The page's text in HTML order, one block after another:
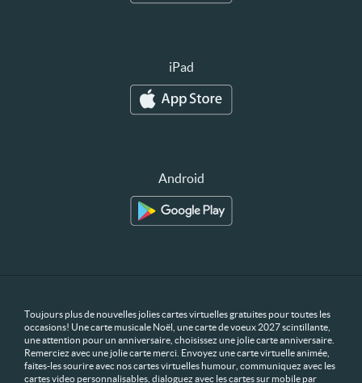
iPad
Android
Toujours plus de nouvelles jolies cartes virtuelles gratuites pour toutes les
occasions! Une carte musicale Noël, une carte de voeux 2027 scintillante,
une attention pour un anniversaire, choisissez une jolie carte anniversaire.
Remerciez avec une jolie carte merci. Envoyez une carte virtuelle animée,
faites-les sourire avec nos cartes virtuelles humour, communiquez avec les
cartes video personnalisables, dialoguez avec les cartes sur mobile par